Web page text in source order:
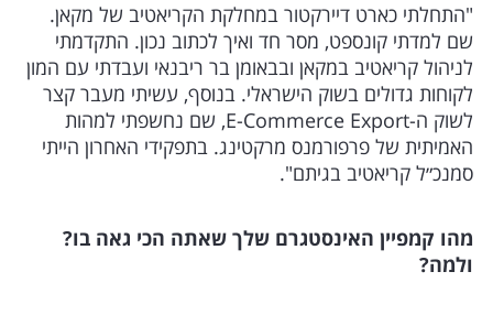
"התחלתי כארט דיירקטור במחלקת הקריאטיב של מקאן.
שם למדתי קונספט, מסר חד ואיך לכתוב נכון. התקדמתי
לניהול קריאטיב במקאן ובבאומן בר ריבנאי ועבדתי עם המון
לקוחות גדולים בשוק הישראלי. בנוסף, עשיתי מעבר קצר
לשוק ה-E-Commerce Export, שם נחשפתי למהות
האמיתית של פרפורמנס מרקטינג. בתפקידי האחרון הייתי
סמנכ״ל קריאטיב בגיתם".
מהו קמפיין האינסטגרם שלך שאתה הכי גאה בו?
ולמה?